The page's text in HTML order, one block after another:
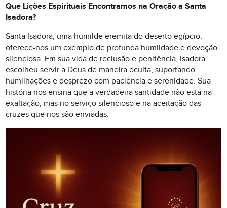
Que Lições Espirituais Encontramos na Oração a Santa
Isadora?
Santa Isadora, uma humilde eremita do deserto egípcio,
oferece-nos um exemplo de profunda humildade e devoção
silenciosa. Em sua vida de reclusão e penitência, Isadora
escolheu servir a Deus de maneira oculta, suportando
humilhações e desprezo com paciência e serenidade. Sua
história nos ensina que a verdadeira santidade não está na
exaltação, mas no serviço silencioso e na aceitação das
cruzes que nos são enviadas.